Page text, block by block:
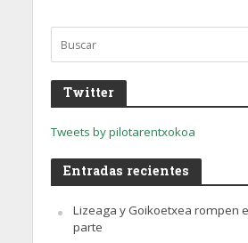
Twitter
Tweets by pilotarentxokoa
Entradas recientes
Lizeaga y Goikoetxea rompen
parte